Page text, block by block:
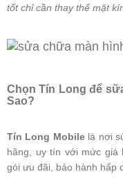
tốt chỉ cần thay thế mặt
Chọn Tín Long để
Sao?
Tín Long Mobile là nơi
hãng, uy tín với mức giá
gói ưu đãi, bảo hành hấp